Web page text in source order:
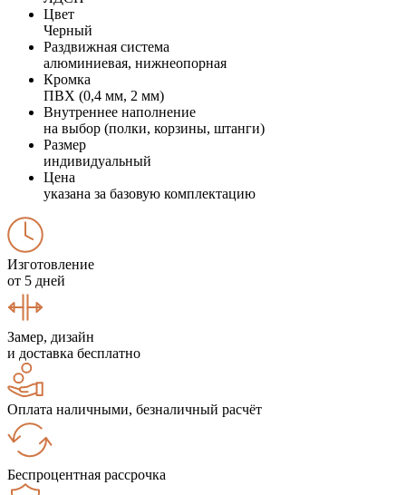
Цвет
Черный
Раздвижная система
алюминиевая, нижнеопорная
Кромка
ПВХ (0,4 мм, 2 мм)
Внутреннее наполнение
на выбор (полки, корзины, штанги)
Размер
индивидуальный
Цена
указана за базовую комплектацию
Изготовление
от 5 дней
Замер, дизайн
и доставка бесплатно
Оплата наличными, безналичный расчёт
Беспроцентная рассрочка